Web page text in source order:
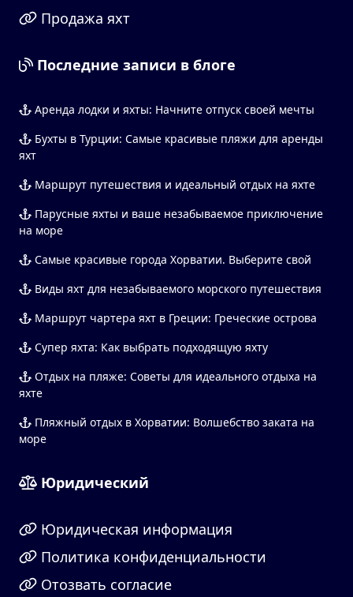
Продажа яхт
Последние записи в блоге
Аренда лодки и яхты: Начните отпуск своей мечты
Бухты в Турции: Самые красивые пляжи для аренды
яхт
Маршрут путешествия и идеальный отдых на яхте
Парусные яхты и ваше незабываемое приключение
на море
Самые красивые города Хорватии. Выберите свой
Виды яхт для незабываемого морского путешествия
Маршрут чартера яхт в Греции: Греческие острова
Супер яхта: Как выбрать подходящую яхту
Отдых на пляже: Советы для идеального отдыха на
яхте
Пляжный отдых в Хорватии: Волшебство заката на
море
Юридический
Юридическая информация
Политика конфиденциальности
Отозвать согласие